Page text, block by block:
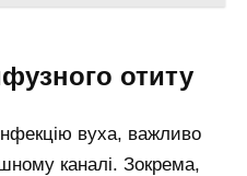
отиту
вуха, важливо
каналі. Зокрема,